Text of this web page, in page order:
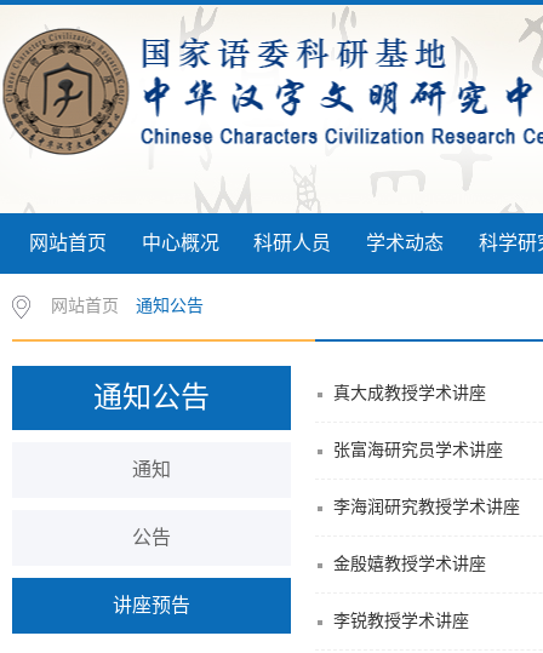
网站首页 中心概况 科研人员 学术动态 科学研
网站首页 通知公告
通知公告
通知
公告
讲座预告
真大成教授学术讲座
张富海研究员学术讲座
李海润研究教授学术讲座
金殷嬉教授学术讲座
李锐教授学术讲座